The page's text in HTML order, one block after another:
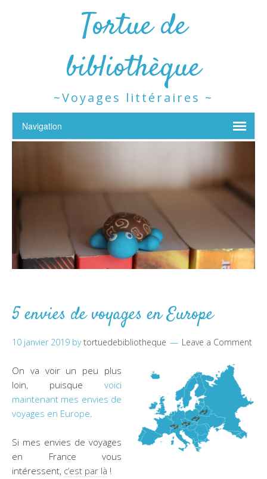
Tortue de
bibliothèque
~Voyages littéraires ~
5 envies de voyages en Europe
10 janvier 2019 bytortuedebibliotheque Leave a Comment
On va voir un peu plus
loin, puisque voici
maintenant mes envies de
voyages en Europe
Si mes envies de voyages
en France vous
intéressent, c’est par là !